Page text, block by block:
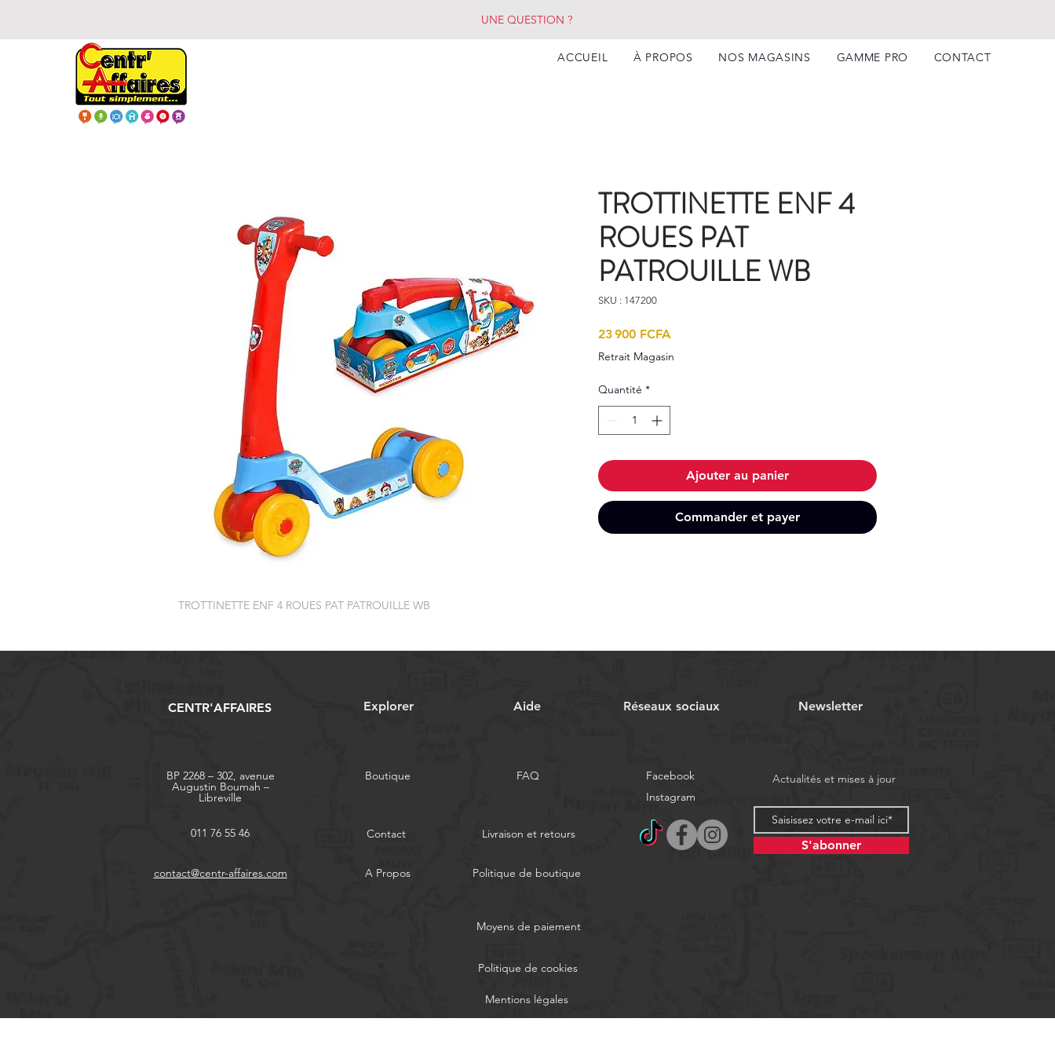
UNE QUESTION ?
ACCUEIL À PROPOS NOS MAGASINS GAMME PRO CONTACT
TROTTINETTE ENF 4 ROUES PAT PATROUILLE WB
TROTTINETTE ENF 4
ROUES PAT
PATROUILLE WB
SKU : 147200
23 900 FCFA
Retrait Magasin
Quantité *
Ajouter au panier
Commander et payer
CENTR'AFFAIRES Explorer Aide Réseaux sociaux Newsletter
BP 2268 – 302, avenue
Augustin Boumah –
Libreville
011 76 55 46
contact@centr-affaires.com
Boutique FAQ
Contact
A Propos
Livraison et retours
Politique de boutique
Facebook
Instagram
Actualités et mises à jour
S'abonner
Moyens de paiement
Politique de cookies
Mentions légales